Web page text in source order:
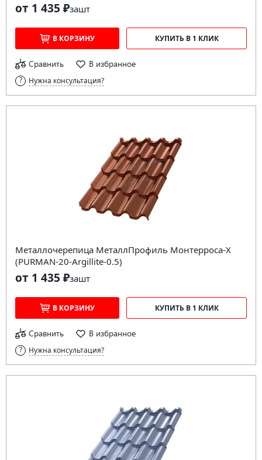
от 1 435 ₽зашт
В КОРЗИНУ КУПИТЬ В 1 КЛИК
Сравнить В избранное
Нужна консультация?
Металлочерепица МеталлПрофиль Монтерроса-X
(PURMAN-20-Argillite-0.5)
от 1 435 ₽зашт
В КОРЗИНУ КУПИТЬ В 1 КЛИК
Сравнить В избранное
Нужна консультация?